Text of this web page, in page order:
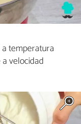
temperatura
velocidad